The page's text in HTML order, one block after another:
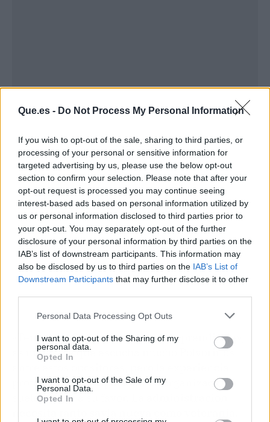
Que.es - Do Not Process My Personal Information
If you wish to opt-out of the sale, sharing to third parties, or
processing of your personal or sensitive information for
targeted advertising by us, please use the below opt-out
section to confirm your selection. Please note that after your
opt-out request is processed you may continue seeing
interest-based ads based on personal information utilized by
us or personal information disclosed to third parties prior to
your opt-out. You may separately opt-out of the further
disclosure of your personal information by third parties on the
IAB’s list of downstream participants. This information may
also be disclosed by us to third parties on the IAB’s List of
Downstream Participants that may further disclose it to other
Personal Data Processing Opt Outs
I want to opt-out of the Sharing of my
personal data.
Opted In
I want to opt-out of the Sale of my
Personal Data.
Opted In
Publicidad
«Tengo atrofiado el músculo del aprendizaje»,
es una frase que escucha mucho Polvorinos
profesional y la capacidad de organización
suelen jugar a su favor.